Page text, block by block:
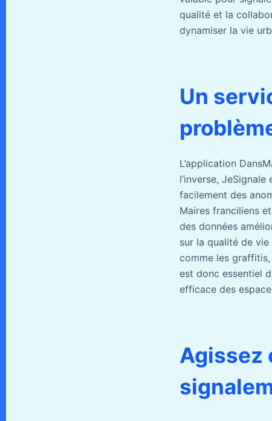
qualité et la
dynamiser la vie
Un
L’application
l’inverse,
facilement des
Maires franciliens
des données
sur la qualité de
comme les
est donc essentiel
efficace des
Agissez